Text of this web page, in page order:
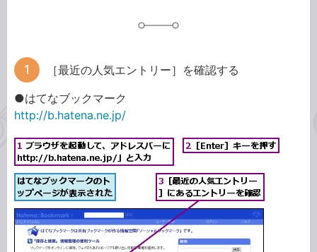
［最近の人気エントリー］を確認する
●はてなブックマーク
http://b.hatena.ne.jp/